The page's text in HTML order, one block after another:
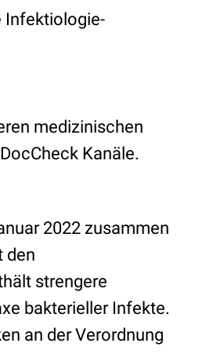
Infektiologie-
medizinischen
Kanäle.
2022 zusammen
den
strengere
bakterieller Infekte.
an der Verordnung